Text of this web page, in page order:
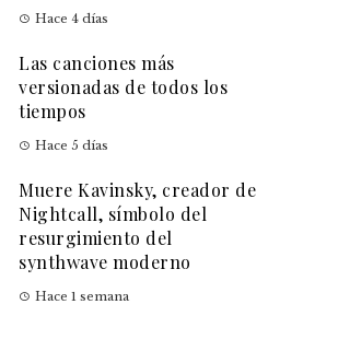
Hace 4 días
Las canciones más
versionadas de todos los
tiempos
Hace 5 días
Muere Kavinsky, creador de
Nightcall, símbolo del
resurgimiento del
synthwave moderno
Hace 1 semana